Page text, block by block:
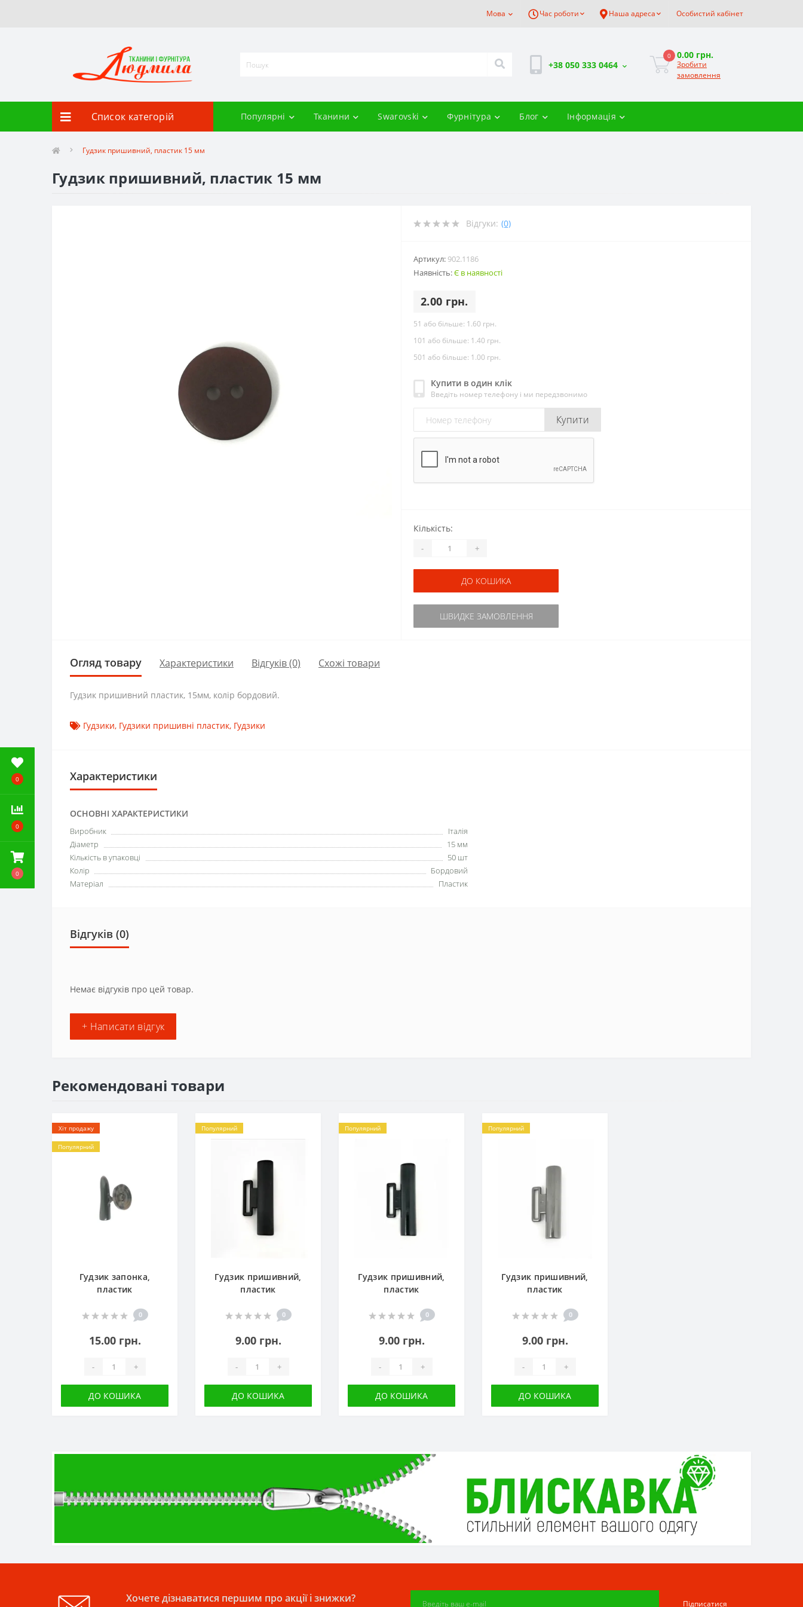
0
0
0
Мова Час роботи Наша адреса Особистий кабінет
+38 050 333 0464
0 0.00 грн.
Зробити
замовлення
Список категорій Популярні Тканини Swarovski Фурнітура Блог Інформація
Гудзик пришивний, пластик 15 мм
Гудзик пришивний, пластик 15 мм
Відгуки: (0)
Артикул: 902.1186
Наявність:Є в наявності
2.00 грн.
51 або більше: 1.60 грн.
101 або більше: 1.40 грн.
501 або більше: 1.00 грн.
Купити в один клік
Введіть номер телефону і ми передзвонимо
Купити
Кількість:
- +
ДО КОШИКА
ШВИДКЕ ЗАМОВЛЕННЯ
Огляд товару Характеристики Відгуків (0) Схожі товари
Гудзик пришивний пластик, 15мм, колір бордовий.
Гудзики, Гудзики пришивні пластик, Гудзики
Характеристики
ОСНОВНІ ХАРАКТЕРИСТИКИ
Виробник
Італія
Діаметр
15 мм
Кількість в упаковці
50 шт
Колір
Бордовий
Матеріал
Пластик
Відгуків (0)
Немає відгуків про цей товар.
+ Написати відгук
Рекомендовані товари
Хіт продажу
Популярний
Гудзик запонка,
пластик
0
15.00 грн.
- +
ДО КОШИКА
Популярний
Гудзик пришивний,
пластик
0
9.00 грн.
- +
ДО КОШИКА
Популярний
Гудзик пришивний,
пластик
0
9.00 грн.
- +
ДО КОШИКА
Популярний
Гудзик пришивний,
пластик
0
9.00 грн.
- +
ДО КОШИКА
Хочете дізнаватися першим про акції і знижки? Підписатися